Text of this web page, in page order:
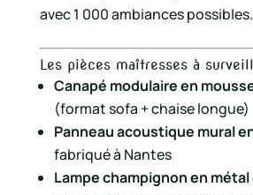
avec 1 000 ambiances possibles.
Les pièces maîtresses à
Canapé modulaire en
(format sofa + chaise longue)
Panneau acoustique mural
fabriqué à Nantes
Lampe champignon en métal